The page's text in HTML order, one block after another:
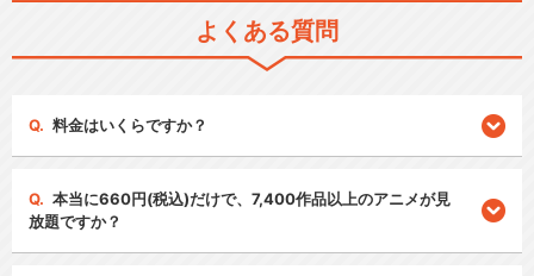
よくある質問
料金はいくらですか？
本当に660円(税込)だけで、7,400作品以上のアニメが見
放題ですか？